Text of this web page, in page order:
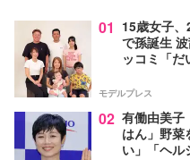
01 15歳女子
で孫誕生
ッコミ「だ
モデルプレス
02 有働由美子
はん」野菜
い」「ヘル